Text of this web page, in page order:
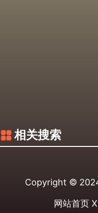
相关搜索
Copyright ©
网站首页